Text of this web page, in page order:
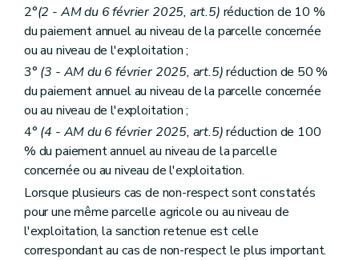
2°(2 - AM du 6 février 2025, art.5) réduction de 10 %
du paiement annuel au niveau de la parcelle concernée
ou au niveau de l'exploitation ;
3° (3 - AM du 6 février 2025, art.5)réduction de 50 %
du paiement annuel au niveau de la parcelle concernée
ou au niveau de l'exploitation ;
4° (4 - AM du 6 février 2025, art.5)réduction de 100
% du paiement annuel au niveau de la parcelle
concernée ou au niveau de l'exploitation.
Lorsque plusieurs cas de non-respect sont constatés
pour une même parcelle agricole ou au niveau de
l'exploitation, la sanction retenue est celle
correspondant au cas de non-respect le plus important.